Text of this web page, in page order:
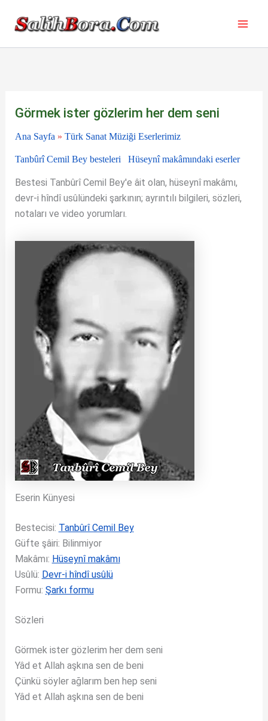
Görmek ister gözlerim her dem seni
Ana Sayfa » Türk Sanat Müziği Eserlerimiz
Tanbûrî Cemil Bey besteleri Hüseynî makâmındaki eserler
Bestesi Tanbûrî Cemil Bey'e âit olan, hüseynî makâmı,
devr-i hîndî usûlündeki şarkının; ayrıntılı bilgileri, sözleri,
notaları ve video yorumları.
Eserin Künyesi
Bestecisi: Tanbûrî Cemil Bey
Güfte şâiri: Bilinmiyor
Makâmı: Hüseynî makâmı
Usûlü: Devr-i hîndî usûlü
Formu: Şarkı formu
Sözleri
Görmek ister gözlerim her dem seni
Yâd et Allah aşkına sen de beni
Çünkü söyler ağlarım ben hep seni
Yâd et Allah aşkına sen de beni